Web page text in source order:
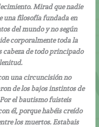
Mirad que nadie
una filosofía fundada en
del mundo y no según
corporalmente toda la
cabeza de todo principado
una circuncisión no
de los bajos instintos de
el bautismo fuisteis
él, porque habéis creído
los muertos. Estabais